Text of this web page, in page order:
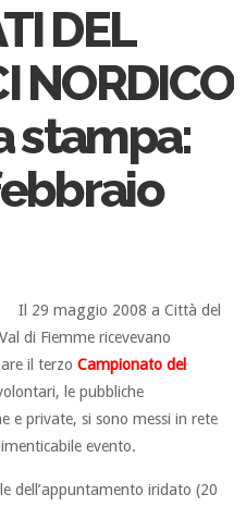
DEL
NORDICO
stampa:
Il 29 maggio 2008 a Città del
di Fiemme ricevevano
il terzoCampionato del
le pubbliche
e private, si sono messi in rete
evento.
dell’appuntamento iridato (20